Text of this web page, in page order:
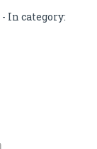
- In category: